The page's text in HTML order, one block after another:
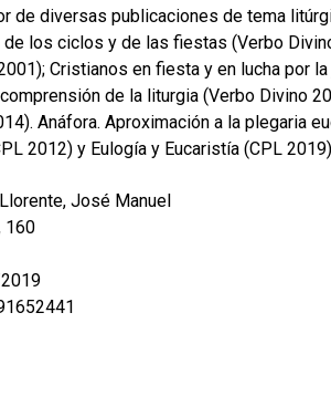
de diversas publicaciones de tema
los ciclos y de las fiestas (Verbo
Cristianos en fiesta y en lucha por
de la liturgia (Verbo Divino
Anáfora. Aproximación a la plegaria
2012) y Eulogía y Eucaristía (CPL
José Manuel
160